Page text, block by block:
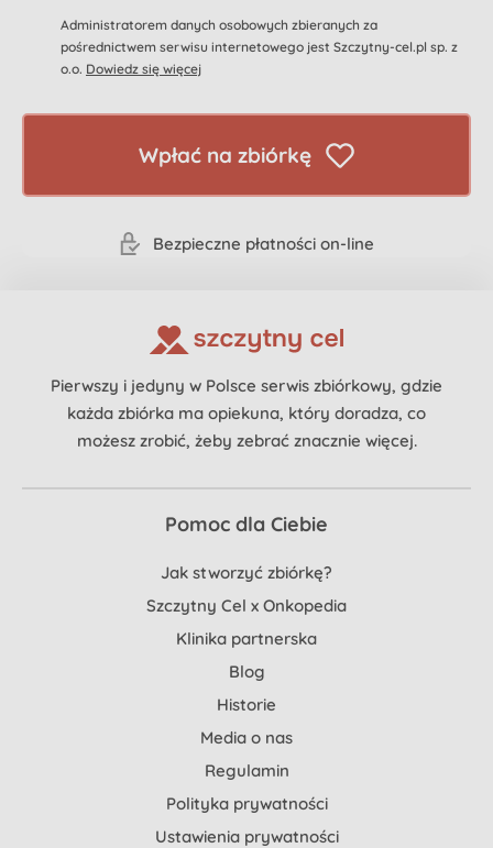
Administratorem danych osobowych zbieranych za
pośrednictwem serwisu internetowego jest Szczytny-cel.pl sp. z
o.o. Dowiedz się więcej
Wpłać na zbiórkę
Bezpieczne płatności on-line
Pierwszy i jedyny w Polsce serwis zbiórkowy, gdzie
każda zbiórka ma opiekuna, który doradza, co
możesz zrobić, żeby zebrać znacznie więcej.
Pomoc dla Ciebie
Jak stworzyć zbiórkę?
Szczytny Cel x Onkopedia
Klinika partnerska
Blog
Historie
Media o nas
Regulamin
Polityka prywatności
Ustawienia prywatności